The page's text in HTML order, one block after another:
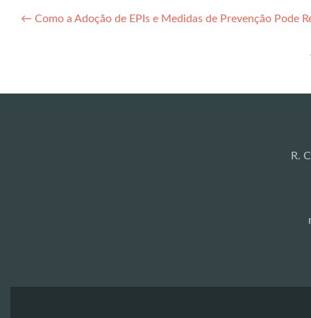
Navegação
← Como a Adoção de EPIs e Medidas de Prevenção Pode
R.